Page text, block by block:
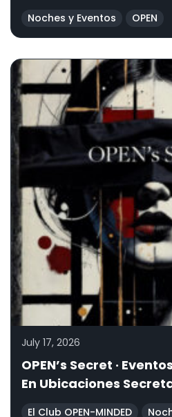
Noches y Eventos OPEN
July 17, 2026
OPEN’s Secret ·
En Ubicaciones
El Club OPEN-MINDED